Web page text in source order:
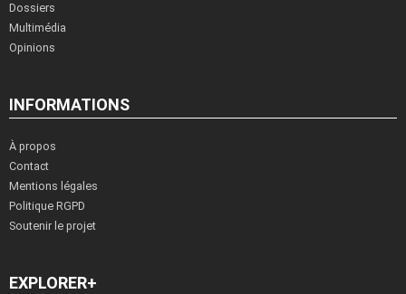
Dossiers
Multimédia
Opinions
INFORMATIONS
À propos
Contact
Mentions légales
Politique RGPD
Soutenir le projet
EXPLORER+